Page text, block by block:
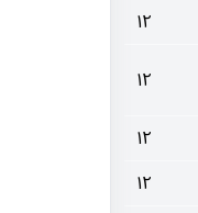
١٢
١٢
١٢
١٢